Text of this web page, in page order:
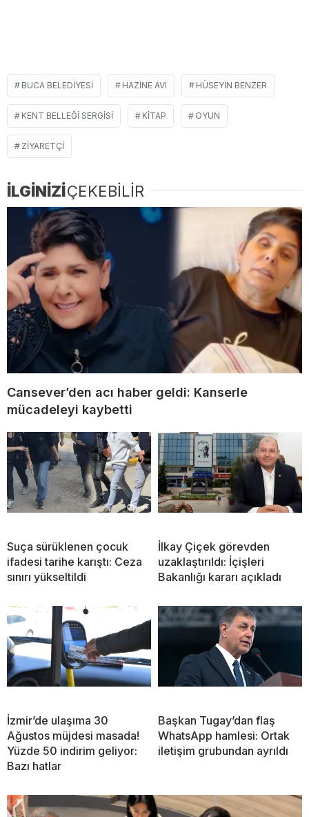
BUCA BELEDIYESI HAZINE AVI HÜSEYIN BENZER
KENT BELLEĞI SERGISI KITAP OYUN
ZIYARETÇI
İLGİNİZİÇEKEBİLİR
Cansever’den acı haber geldi: Kanserle
mücadeleyi kaybetti
Suça sürüklenen çocuk
ifadesi tarihe karıştı: Ceza
sınırı yükseltildi
İlkay Çiçek görevden
uzaklaştırıldı: İçişleri
Bakanlığı kararı açıkladı
İzmir’de ulaşıma 30
Ağustos müjdesi masada!
Yüzde 50 indirim geliyor:
Bazı hatlar
Başkan Tugay’dan flaş
WhatsApp hamlesi: Ortak
iletişim grubundan ayrıldı